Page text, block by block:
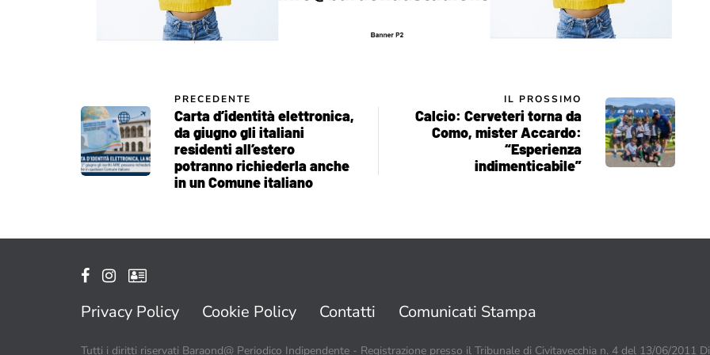
PRECEDENTE
Carta d’identità elettronica,
da giugno gli italiani
residenti all’estero
potranno richiederla anche
in un Comune italiano
IL PROSSIMO
Calcio: Cerveteri torna da
Como, mister Accardo:
“Esperienza
indimenticabile”
Privacy Policy Cookie Policy Contatti Comunicati Stampa
Tutti i diritti riservati Baraond@ Periodico Indipendente - Registrazione presso il Tribunale di Civitavecchia n. 4 del 13/06/2011